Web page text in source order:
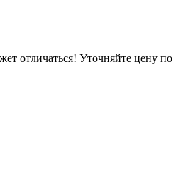
отличаться! Уточняйте цену по